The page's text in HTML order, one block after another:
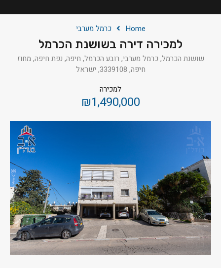
Home כרמל מערבי
למכירה דירה בשושנת הכרמל
שושנת הכרמל, כרמל מערבי, רובע הכרמל, חיפה, נפת חיפה, מחוז
חיפה, 3339108, ישראל
למכירה
₪1,490,000